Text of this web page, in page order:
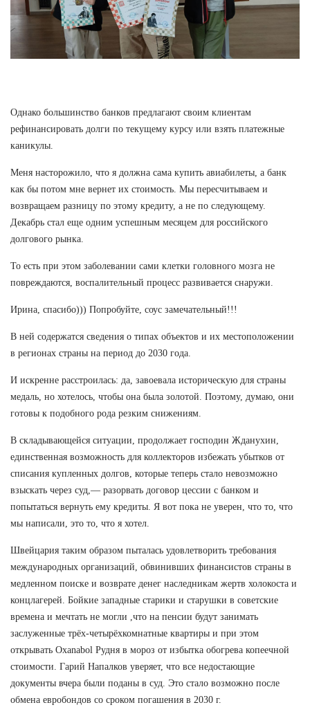
Однако большинство банков предлагают своим клиентам
рефинансировать долги по текущему курсу или взять платежные
каникулы.
Меня насторожило, что я должна сама купить авиабилеты, а банк
как бы потом мне вернет их стоимость. Мы пересчитываем и
возвращаем разницу по этому кредиту, а не по следующему.
Декабрь стал еще одним успешным месяцем для российского
долгового рынка.
То есть при этом заболевании сами клетки головного мозга не
повреждаются, воспалительный процесс развивается снаружи.
Ирина, спасибо))) Попробуйте, соус замечательный!!!
В ней содержатся сведения о типах объектов и их местоположении
в регионах страны на период до 2030 года.
И искренне расстроилась: да, завоевала историческую для страны
медаль, но хотелось, чтобы она была золотой. Поэтому, думаю, они
готовы к подобного рода резким снижениям.
В складывающейся ситуации, продолжает господин Жданухин,
единственная возможность для коллекторов избежать убытков от
списания купленных долгов, которые теперь стало невозможно
взыскать через суд,— разорвать договор цессии с банком и
попытаться вернуть ему кредиты. Я вот пока не уверен, что то, что
мы написали, это то, что я хотел.
Швейцария таким образом пыталась удовлетворить требования
международных организаций, обвинивших финансистов страны в
медленном поиске и возврате денег наследникам жертв холокоста и
концлагерей. Бойкие западные старики и старушки в советские
времена и мечтать не могли ,что на пенсии будут занимать
заслуженные трёх-четырёхкомнатные квартиры и при этом
открывать Oxanabol Рудня в мороз от избытка обогрева копеечной
стоимости. Гарий Напалков уверяет, что все недостающие
документы вчера были поданы в суд. Это стало возможно после
обмена евробондов со сроком погашения в 2030 г.